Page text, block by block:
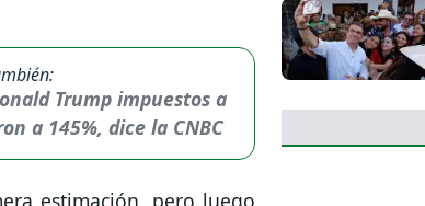
Trump impuestos a
a 145%, dice la CNBC
estimación, pero luego